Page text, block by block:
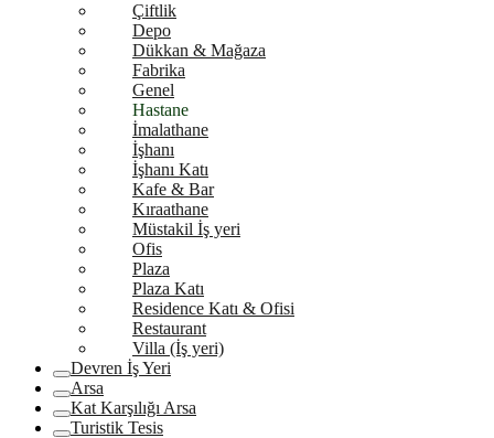
Çiftlik
Depo
Dükkan & Mağaza
Fabrika
Genel
Hastane
İmalathane
İşhanı
İşhanı Katı
Kafe & Bar
Kıraathane
Müstakil İş yeri
Ofis
Plaza
Plaza Katı
Residence Katı & Ofisi
Restaurant
Villa (İş yeri)
Devren İş Yeri
Arsa
Kat Karşılığı Arsa
Turistik Tesis